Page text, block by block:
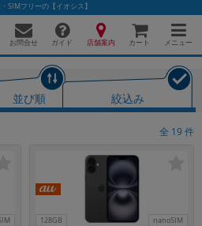
SIMフリーの【イオシス】
お問合せ ガイド 店舗案内 カート メニュー
並び順 絞込み
全 19 件
128GB nanoSIM
索に切り替える